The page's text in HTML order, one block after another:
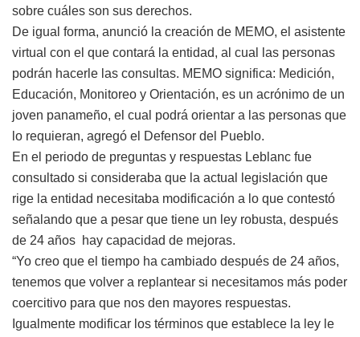
sobre cuáles son sus derechos.
De igual forma, anunció la creación de MEMO, el asistente
virtual con el que contará la entidad, al cual las personas
podrán hacerle las consultas. MEMO significa: Medición,
Educación, Monitoreo y Orientación, es un acrónimo de un
joven panameño, el cual podrá orientar a las personas que
lo requieran, agregó el Defensor del Pueblo.
En el periodo de preguntas y respuestas Leblanc fue
consultado si consideraba que la actual legislación que
rige la entidad necesitaba modificación a lo que contestó
señalando que a pesar que tiene un ley robusta, después
de 24 años hay capacidad de mejoras.
“Yo creo que el tiempo ha cambiado después de 24 años,
tenemos que volver a replantear si necesitamos más poder
coercitivo para que nos den mayores respuestas.
Igualmente modificar los términos que establece la ley le